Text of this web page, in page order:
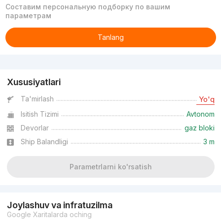
Составим персональную подборку по вашим
параметрам
Tanlang
Xususiyatlari
Ta'mirlash Yo'q
Isitish Tizimi
Avtonom
Devorlar
gaz bloki
Ship Balandligi
3 m
Parametrlarni ko'rsatish
Joylashuv va infratuzilma
Google Xaritalarda oching